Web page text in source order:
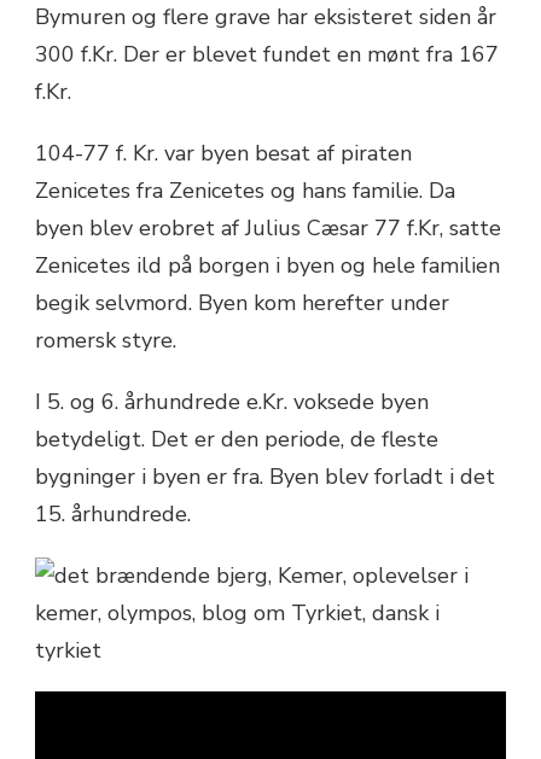
Bymuren og flere grave har eksisteret siden år
300 f.Kr. Der er blevet fundet en mønt fra 167
f.Kr.
104-77 f. Kr. var byen besat af piraten
Zenicetes fra Zenicetes og hans familie. Da
byen blev erobret af Julius Cæsar 77 f.Kr, satte
Zenicetes ild på borgen i byen og hele familien
begik selvmord. Byen kom herefter under
romersk styre.
I 5. og 6. århundrede e.Kr. voksede byen
betydeligt. Det er den periode, de fleste
bygninger i byen er fra. Byen blev forladt i det
15. århundrede.